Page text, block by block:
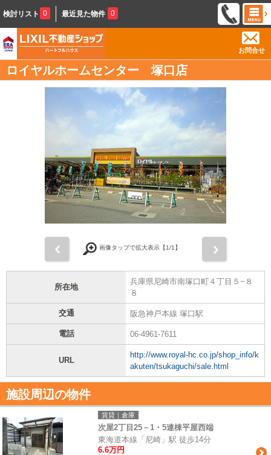
検討リスト 0 最近見た物件 0
お問合せ
ロイヤルホームセンター 塚口店
画像タップで拡大表示【1/1】
所在地
兵庫県尼崎市南塚口町４丁目５−８
８
交通 阪急神戸本線 塚口駅
電話 06-4961-7611
URL
http://www.royal-hc.co.jp/shop_info/k
akuten/tsukaguchi/sale.html
施設周辺の物件
賃貸｜倉庫
次屋2丁目25－1・5連棟平屋西端
東海道本線「尼崎」駅 徒歩14分
6.6万円